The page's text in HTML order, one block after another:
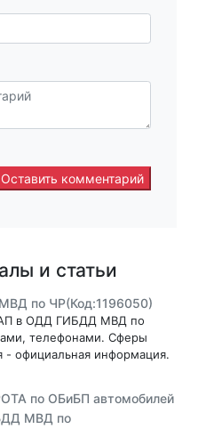
Оставить комментарий
и статьи
по ЧР(Код:1196050)
в ОДД ГИБДД МВД по
телефонами. Сферы
- официальная информация.
по ОБиБП автомобилей
МВД по